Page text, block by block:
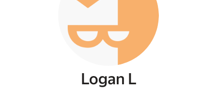
Logan L